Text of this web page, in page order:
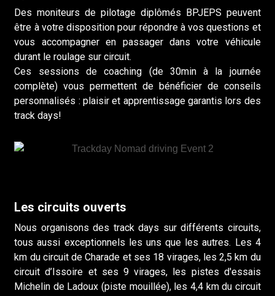
Des moniteurs de pilotage diplômés BPJEPS peuvent
être à votre disposition pour répondre à vos questions et
vous accompagner en passager dans votre véhicule
durant le roulage sur circuit.
Ces sessions de coaching (de 30min à la journée
complète) vous permettent de bénéficier de conseils
personnalisés : plaisir et apprentissage garantis lors des
track days!
Les circuits ouverts
Nous organisons des track days sur différents circuits,
tous aussi exceptionnels les uns que les autres. Les 4
km du circuit de Charade et ses 18 virages, les 2,5 km du
circuit d’Issoire et ses 9 virages, les pistes d'essais
Michelin de Ladoux (piste mouillée), les 4,4 km du circuit